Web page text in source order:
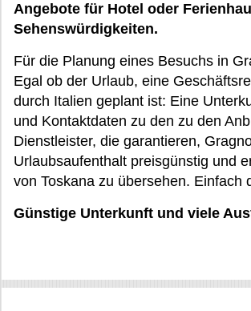
Angebote für Hotel oder
Sehenswürdigkeiten.
Für die Planung eines Besuchs in
Egal ob der Urlaub, eine
durch Italien geplant ist: Eine
und Kontaktdaten zu den zu den
Dienstleister, die garantieren,
Urlaubsaufenthalt preisgünstig und
von Toskana zu übersehen. Einfach
Günstige Unterkunft und viele